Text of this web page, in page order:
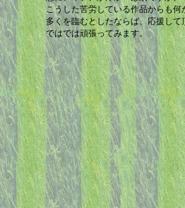
こうした苦労している作品からも
多くを臨むとしたならば、応援して
ではでは頑張ってみます。